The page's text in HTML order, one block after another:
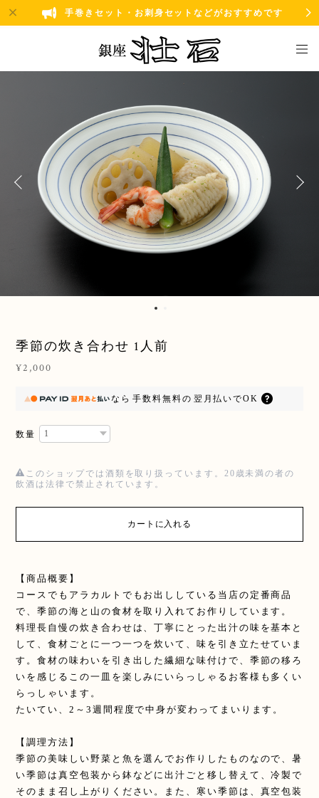
手巻きセット・お刺身セットなどがおすすめです
季節の炊き合わせ 1人前
¥2,000
なら 手数料無料の 翌月払いでOK
数量
このショップでは酒類を取り扱っています。20歳未満の者の
飲酒は法律で禁止されています。
カートに入れる
【商品概要】
コースでもアラカルトでもお出ししている当店の定番商品
で、季節の海と山の食材を取り入れてお作りしています。
料理長自慢の炊き合わせは、丁寧にとった出汁の味を基本と
して、食材ごとに一つ一つを炊いて、味を引き立たせていま
す。食材の味わいを引き出した繊細な味付けで、季節の移ろ
いを感じるこの一皿を楽しみにいらっしゃるお客様も多くい
らっしゃいます。
たいてい、2～3週間程度で中身が変わってまいります。
【調理方法】
季節の美味しい野菜と魚を選んでお作りしたものなので、暑
い季節は真空包装から鉢などに出汁ごと移し替えて、冷製で
そのまま召し上がりください。また、寒い季節は、真空包装